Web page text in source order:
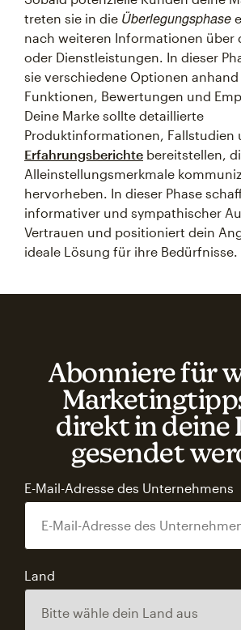
treten sie in die Überlegungsphase
nach weiteren Informationen über
oder Dienstleistungen. In dieser
sie verschiedene Optionen
Funktionen, Bewertungen und
Deine Marke sollte detaillierte
Produktinformationen, Fallstudien
Erfahrungsberichte bereitstellen,
Alleinstellungsmerkmale
hervorheben. In dieser Phase
informativer und sympathischer
Vertrauen und positioniert dein
ideale Lösung für ihre Bedürfnisse.
Abonniere für
direkt in deine
gesendet
E-Mail-Adresse des Unternehmens
Land